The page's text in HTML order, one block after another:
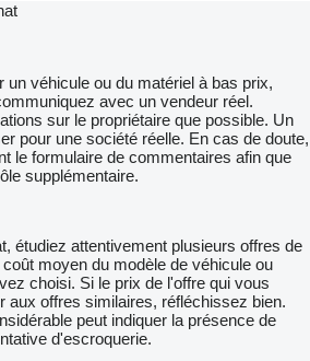
un véhicule ou du matériel à bas prix,
avec un vendeur réel.
sur le propriétaire que possible. Un
pour une société réelle. En cas de doute,
le formulaire de commentaires afin que
supplémentaire.
étudiez attentivement plusieurs offres de
moyen du modèle de véhicule ou
choisi. Si le prix de l'offre qui vous
aux offres similaires, réfléchissez bien.
peut indiquer la présence de
d'escroquerie.